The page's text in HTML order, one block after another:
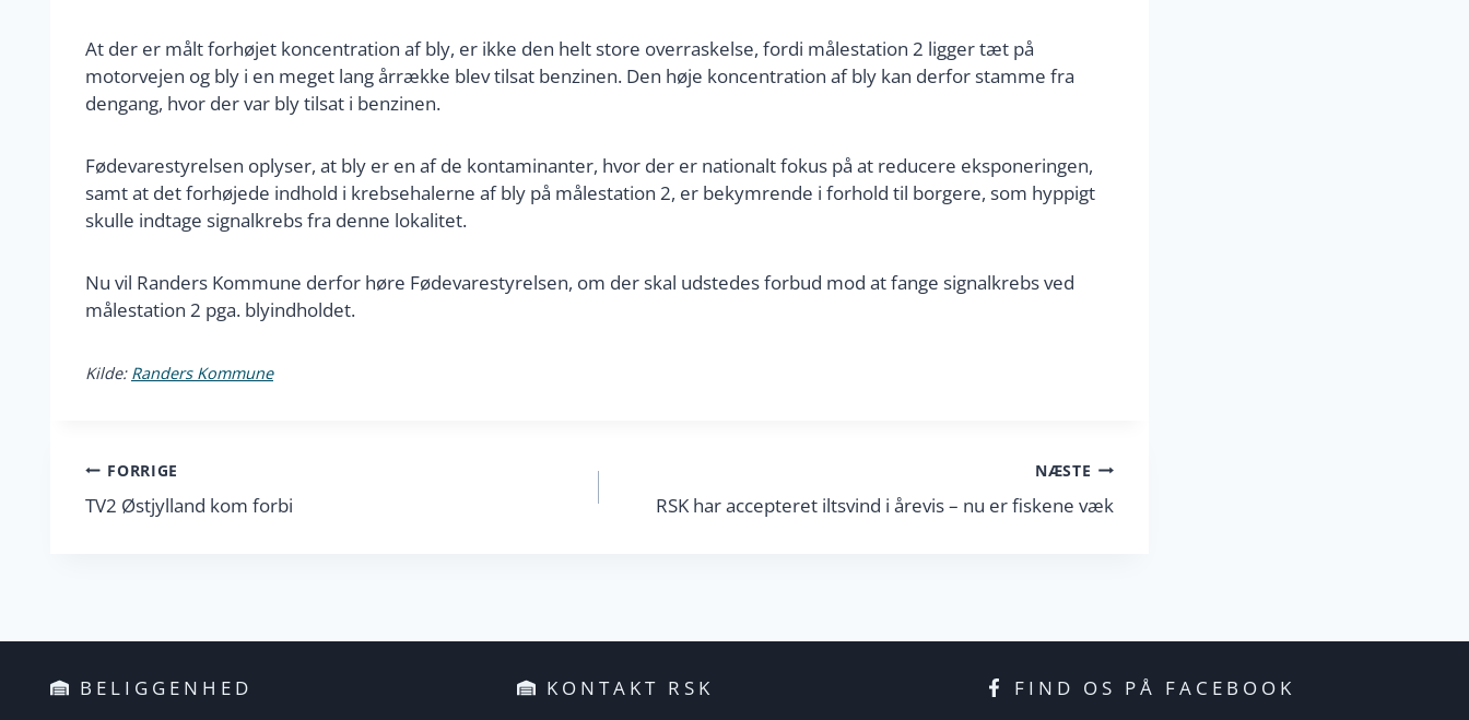
At der er målt forhøjet koncentration af bly, er ikke den helt store overraskelse, fordi målestation 2 ligger tæt på
motorvejen og bly i en meget lang årrække blev tilsat benzinen. Den høje koncentration af bly kan derfor stamme fra
dengang, hvor der var bly tilsat i benzinen.
Fødevarestyrelsen oplyser, at bly er en af de kontaminanter, hvor der er nationalt fokus på at reducere eksponeringen,
samt at det forhøjede indhold i krebsehalerne af bly på målestation 2, er bekymrende i forhold til borgere, som hyppigt
skulle indtage signalkrebs fra denne lokalitet.
Nu vil Randers Kommune derfor høre Fødevarestyrelsen, om der skal udstedes forbud mod at fange signalkrebs ved
målestation 2 pga. blyindholdet.
Kilde: Randers Kommune
Indlægsnavigation
FORRIGE
TV2 Østjylland kom forbi
NÆSTE
RSK har accepteret iltsvind i årevis – nu er fiskene væk
BELIGGENHED KONTAKT RSK FIND OS PÅ FACEBOOK